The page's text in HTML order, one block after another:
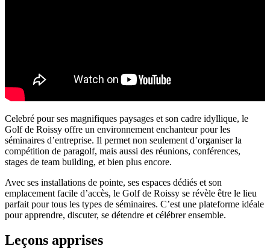
Celebré pour ses magnifiques paysages et son cadre idyllique, le
Golf de Roissy offre un environnement enchanteur pour les
séminaires d’entreprise. Il permet non seulement d’organiser la
compétition de paragolf, mais aussi des réunions, conférences,
stages de team building, et bien plus encore.
Avec ses installations de pointe, ses espaces dédiés et son
emplacement facile d’accès, le Golf de Roissy se révèle être le lieu
parfait pour tous les types de séminaires. C’est une plateforme idéale
pour apprendre, discuter, se détendre et célébrer ensemble.
Leçons apprises